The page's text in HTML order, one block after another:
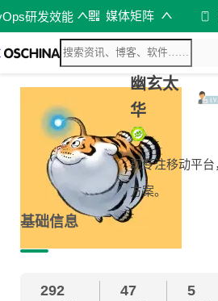
研发效能 媒体矩阵
幽玄太
华
现专注移动平台
方案。
基础信息
292 47 5